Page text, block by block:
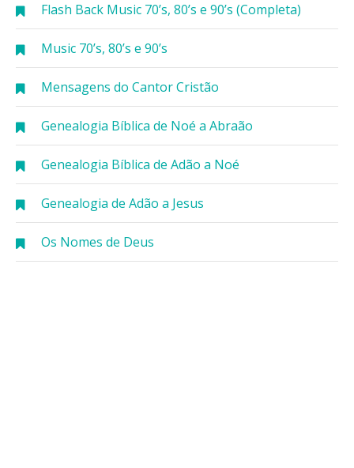
Flash Back Music 70’s, 80’s e 90’s (Completa)
Music 70’s, 80’s e 90’s
Mensagens do Cantor Cristão
Genealogia Bíblica de Noé a Abraão
Genealogia Bíblica de Adão a Noé
Genealogia de Adão a Jesus
Os Nomes de Deus